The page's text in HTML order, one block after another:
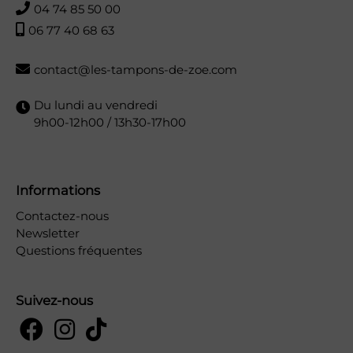
04 74 85 50 00
06 77 40 68 63
contact@les-tampons-de-zoe.com
Du lundi au vendredi
9h00-12h00 / 13h30-17h00
Informations
Contactez-nous
Newsletter
Questions fréquentes
Suivez-nous